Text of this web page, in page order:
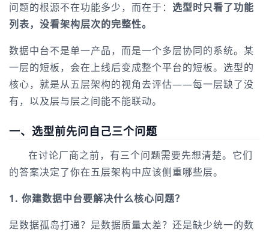
问题的根源不在功能多少，而在于： 选型时只看了功能
列表，没看架构层次的完整性。
数据中台不是单一产品，而是一个多层协同的系统。某
一层的短板，会在上线后变成整个平台的短板。选型的
核心，就是从五层架构的视角去评估——每一层缺了没
有，以及层与层之间能不能联动。
一、选型前先问自己三个问题
在讨论厂商之前，有三个问题需要先想清楚。它们
的答案决定了你在五层架构中应该侧重哪些层。
1. 你建数据中台要解决什么核心问题？
是数据孤岛打通？是数据质量太差？还是缺少统一的数